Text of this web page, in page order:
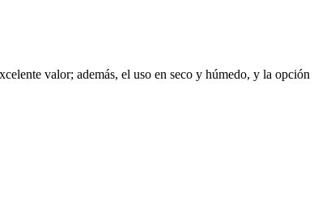
valor; además, el uso en seco y húmedo, y la opción